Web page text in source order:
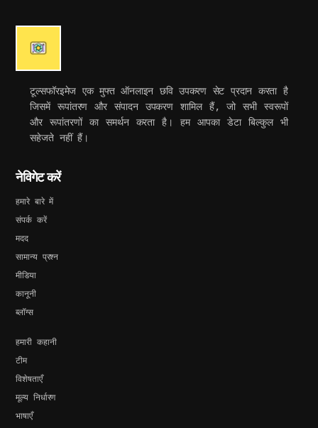
टूल्सफॉरइमेज एक मुफ्त ऑनलाइन छवि उपकरण सेट प्रदान करता है
जिसमें रूपांतरण और संपादन उपकरण शामिल हैं, जो सभी स्वरूपों
और रूपांतरणों का समर्थन करता है। हम आपका डेटा बिल्कुल भी
सहेजते नहीं हैं।
नेविगेट करें
हमारे बारे में
संपर्क करें
मदद
सामान्य प्रश्न
मीडिया
कानूनी
ब्लॉग्स
हमारी कहानी
टीम
विशेषताएँ
मूल्य निर्धारण
भाषाएँ